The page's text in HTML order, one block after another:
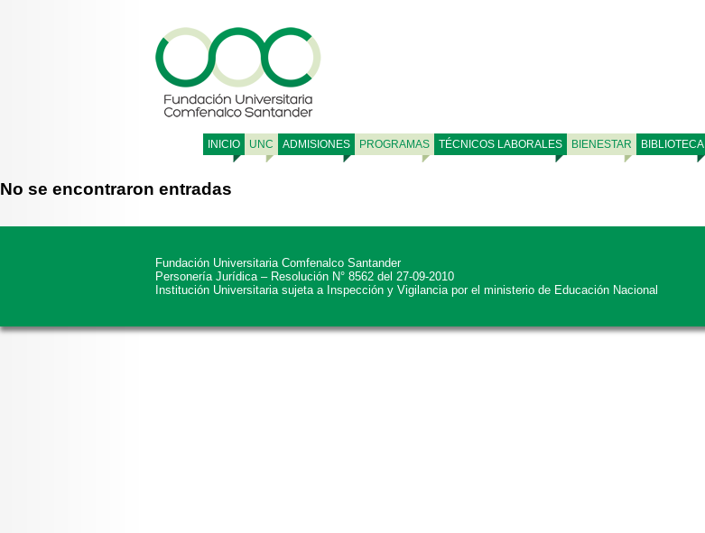
INICIO UNC ADMISIONES PROGRAMAS TÉCNICOS LABORALES BIENESTAR BIBLIOTECA
No se encontraron entradas
Fundación Universitaria Comfenalco Santander
Personería Jurídica – Resolución N° 8562 del 27-09-2010
Institución Universitaria sujeta a Inspección y Vigilancia por el ministerio de Educación Nacional